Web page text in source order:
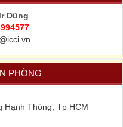
Dũng
PHÒNG
Hạnh Thông, Tp HCM